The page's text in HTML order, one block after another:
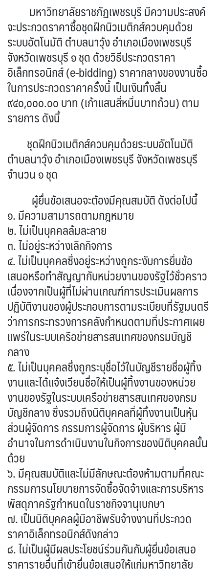
มหาวิทยาลัยราชภัฏเพชรบุรี มีความประสงค์
จะประกวดราคาซื้อชุดฝึกนิวเมติกส์ควบคุมด้วย
ระบบอัตโนมัติ ตำบลนาวุ้ง อำเภอเมืองเพชรบุรี
จังหวัดเพชรบุรี ๑ ชุด ด้วยวิธีประกวดราคา
อิเล็กทรอนิกส์ (e-bidding) ราคากลางของงานซื้อ
ในการประกวดราคาครั้งนี้ เป็นเงินทั้งสิ้น
๙๔๐,๐๐๐.๐๐ บาท (เก้าแสนสี่หมื่นบาทถ้วน) ตาม
รายการ ดังนี้
ชุดฝึกนิวเมติกส์ควบคุมด้วยระบบอัตโนมัติ
ตำบลนาวุ้ง อำเภอเมืองเพชรบุรี จังหวัดเพชรบุรี
จำนวน ๑ ชุด
ผู้ยื่นข้อเสนอจะต้องมีคุณสมบัติ ดังต่อไปนี้
๑. มีความสามารถตามกฎหมาย
๒. ไม่เป็นบุคคลล้มละลาย
๓. ไม่อยู่ระหว่างเลิกกิจการ
๔. ไม่เป็นบุคคลซึ่งอยู่ระหว่างถูกระงับการยื่นข้อ
เสนอหรือทำสัญญากับหน่วยงานของรัฐไว้ชั่วคราว
เนื่องจากเป็นผู้ที่ไม่ผ่านเกณฑ์การประเมินผลการ
ปฏิบัติงานของผู้ประกอบการตามระเบียบที่รัฐมนตรี
ว่าการกระทรวงการคลังกำหนดตามที่ประกาศเผย
แพร่ในระบบเครือข่ายสารสนเทศของกรมบัญชี
กลาง
๕. ไม่เป็นบุคคลซึ่งถูกระบุชื่อไว้ในบัญชีรายชื่อผู้ทิ้ง
งานและได้แจ้งเวียนชื่อให้เป็นผู้ทิ้งงานของหน่วย
งานของรัฐในระบบเครือข่ายสารสนเทศของกรม
บัญชีกลาง ซึ่งรวมถึงนิติบุคคลที่ผู้ทิ้งงานเป็นหุ้น
ส่วนผู้จัดการ กรรมการผู้จัดการ ผู้บริหาร ผู้มี
อำนาจในการดำเนินงานในกิจการของนิติบุคคลนั้น
ด้วย
๖. มีคุณสมบัติและไม่มีลักษณะต้องห้ามตามที่คณะ
กรรมการนโยบายการจัดซื้อจัดจ้างและการบริหาร
พัสดุภาครัฐกำหนดในราชกิจจานุเบกษา
๗. เป็นนิติบุคคลผู้มีอาชีพรับจ้างงานที่ประกวด
ราคาอิเล็กทรอนิกส์ดังกล่าว
๘. ไม่เป็นผู้มีผลประโยชน์ร่วมกันกับผู้ยื่นข้อเสนอ
ราคารายอื่นที่เข้ายื่นข้อเสนอให้แก่มหาวิทยาลัย